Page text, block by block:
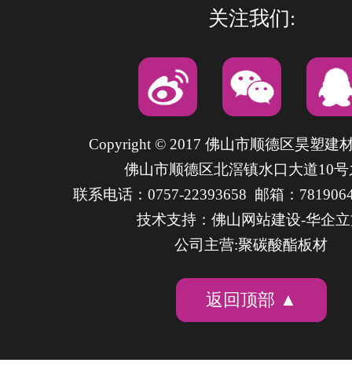
关注我们:
Copyright © 2017 佛山市顺德区昊塑建
佛山市顺德区北滘镇水口大道10
联系电话：0757-22393658 邮箱：
技术支持：佛山网站建设-华企
公司主营:聚碳酸酯板材
返回顶部 ▲